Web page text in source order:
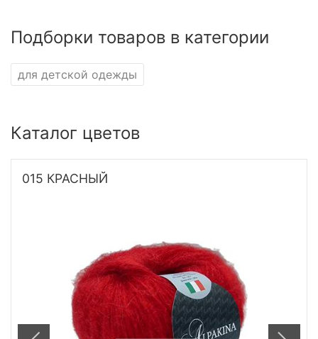
Подборки товаров в категории
для детской одежды
Каталог цветов
015 КРАСНЫЙ